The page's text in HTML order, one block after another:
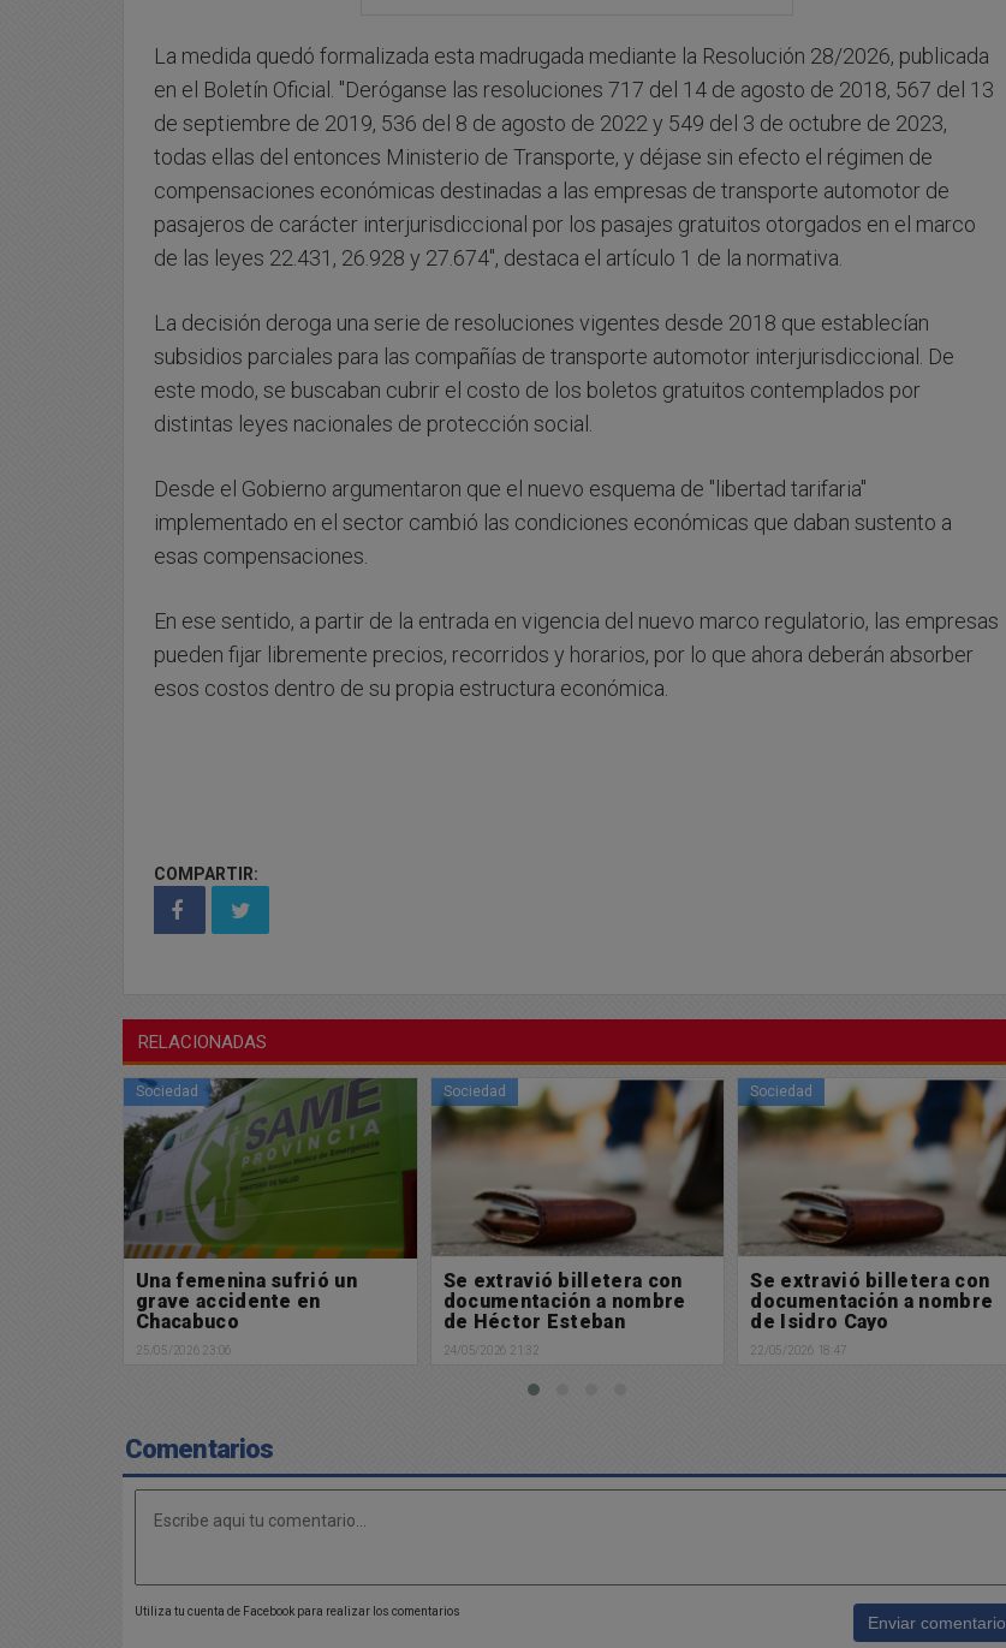
La medida quedó formalizada esta madrugada mediante la Resolución 28/2026, publicada
en el Boletín Oficial. "Deróganse las resoluciones 717 del 14 de agosto de 2018, 567 del 13
de septiembre de 2019, 536 del 8 de agosto de 2022 y 549 del 3 de octubre de 2023,
todas ellas del entonces Ministerio de Transporte, y déjase sin efecto el régimen de
compensaciones económicas destinadas a las empresas de transporte automotor de
pasajeros de carácter interjurisdiccional por los pasajes gratuitos otorgados en el marco
de las leyes 22.431, 26.928 y 27.674", destaca el artículo 1 de la normativa.
La decisión deroga una serie de resoluciones vigentes desde 2018 que establecían
subsidios parciales para las compañías de transporte automotor interjurisdiccional. De
este modo, se buscaban cubrir el costo de los boletos gratuitos contemplados por
distintas leyes nacionales de protección social.
Desde el Gobierno argumentaron que el nuevo esquema de "libertad tarifaria"
implementado en el sector cambió las condiciones económicas que daban sustento a
esas compensaciones.
En ese sentido, a partir de la entrada en vigencia del nuevo marco regulatorio, las empresas
pueden fijar libremente precios, recorridos y horarios, por lo que ahora deberán absorber
esos costos dentro de su propia estructura económica.
COMPARTIR:
RELACIONADAS
Sociedad
Se extravió billetera con
documentación a nombre
de Héctor Esteban
Franichebich
24/05/2026 21:32
Sociedad
Se extravió billetera con
documentación a nombre
de Isidro Cayo
22/05/2026 18:47
Sociedad
Se extravió billetera con
documentación a nombre
de Alfredo Ferrari
22/05/2026 18:46
Comentarios
Utiliza tu cuenta de Facebook para realizar los comentarios
Enviar comentario